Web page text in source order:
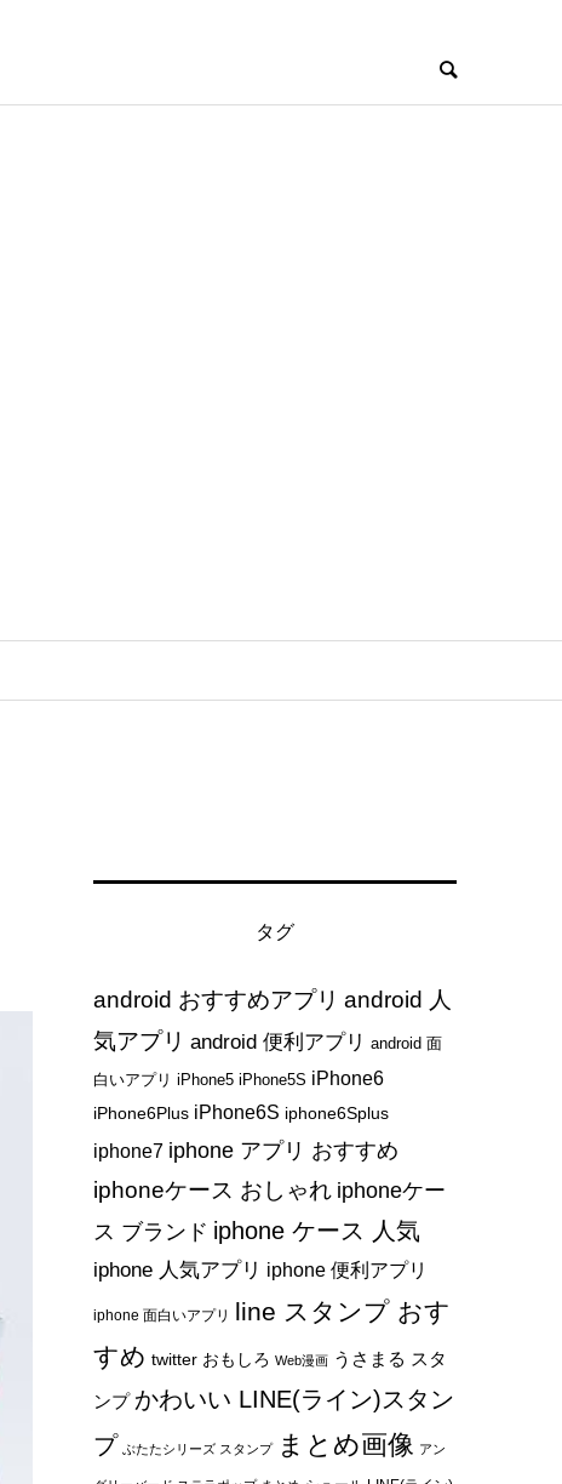
タグ
android おすすめアプリ android 人
気アプリ android 便利アプリ android 面
白いアプリ iPhone5 iPhone5S iPhone6
iPhone6Plus iPhone6S iphone6Splus
iphone7 iphone アプリ おすすめ
iphoneケース おしゃれ iphoneケー
ス ブランド iphone ケース 人気
iphone 人気アプリ iphone 便利アプリ
iphone 面白いアプリ line スタンプ おす
すめ twitter おもしろ Web漫画 うさまる スタ
ンプ かわいい LINE(ライン)スタン
プ ぶたたシリーズ スタンプ まとめ画像 アン